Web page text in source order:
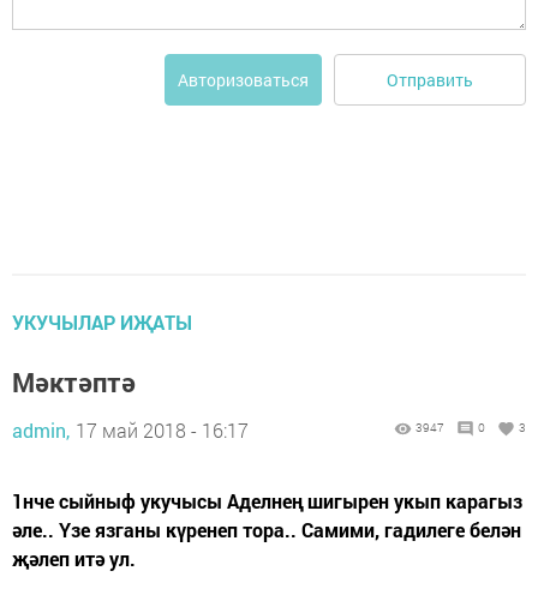
Авторизоваться Отправить
УКУЧЫЛАР ИҖАТЫ
Мәктәптә
admin, 17 май 2018 - 16:17 3947 0 3
1нче сыйныф укучысы Аделнең шигырен укып карагыз
әле.. Үзе язганы күренеп тора.. Самими, гадилеге белән
җәлеп итә ул.